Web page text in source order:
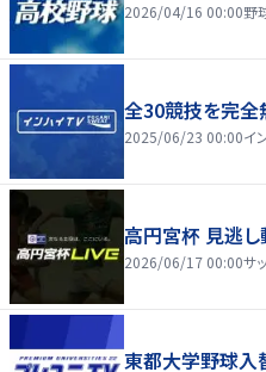
2026/04/16 00:00野
全30競技を完全
2025/06/23 00:00イ
高円宮杯 見逃し
2026/06/17 00:00サ
東都大学野球入